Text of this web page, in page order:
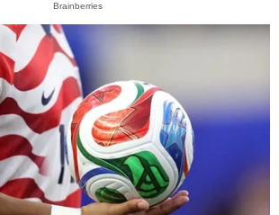
Brainberries